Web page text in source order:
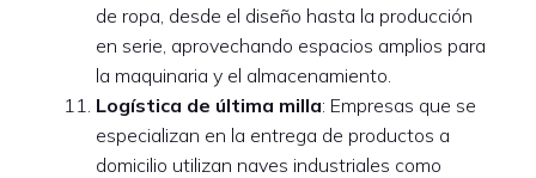
de ropa, desde el diseño hasta la producción
en serie, aprovechando espacios amplios para
la maquinaria y el almacenamiento.
Logística de última milla: Empresas que se
especializan en la entrega de productos a
domicilio utilizan naves industriales como